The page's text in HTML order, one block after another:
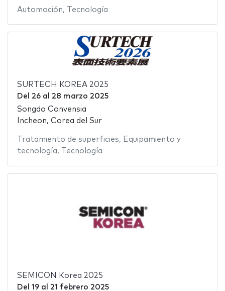
Automoción, Tecnología
SURTECH KOREA 2025
Del 26al 28 marzo 2025
Songdo Convensia
Incheon, Corea del Sur
Tratamiento de superficies, Equipamiento y
tecnología, Tecnología
SEMICON Korea 2025
Del 19al 21 febrero 2025